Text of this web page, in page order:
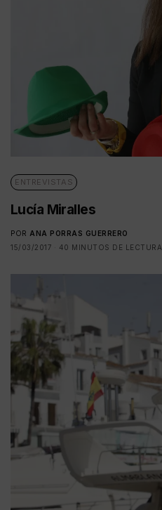
ENTREVISTAS
Lucía Miralles
POR ANA PORRAS GUERRERO
15/03/2017
40 MINUTOS DE LECTURA